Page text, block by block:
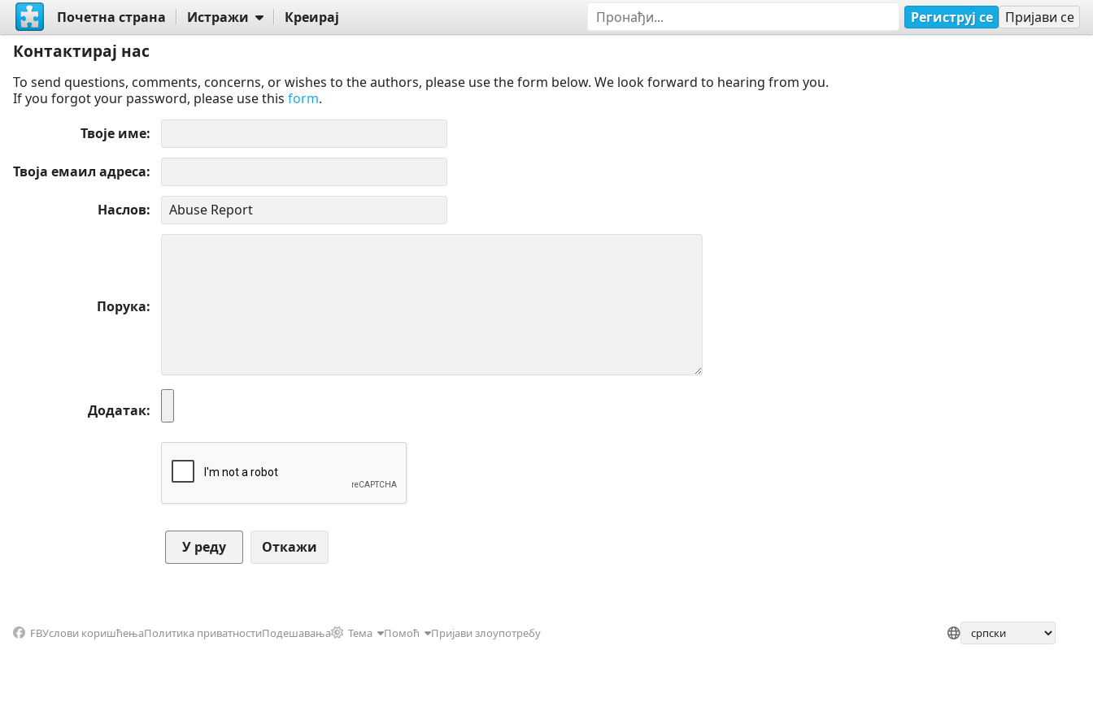
Почетна страна Истражи Креирај Региструј се Пријави се
Контактирај нас
To send questions, comments, concerns, or wishes to the authors, please use the form below. We look forward to hearing from you.
If you forgot your password, please use this form.
Твоје име
Твоја емаил адреса
Наслов
Порука
Додатак
Откажи
FBУслови коришћењаПолитика приватностиПодешавања Тема Помоћ Пријави злоупотребу